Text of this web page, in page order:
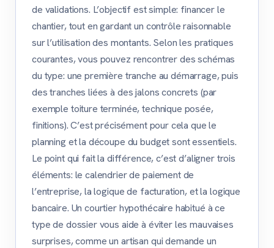
de validations. L’objectif est simple: financer le
chantier, tout en gardant un contrôle raisonnable
sur l’utilisation des montants. Selon les pratiques
courantes, vous pouvez rencontrer des schémas
du type: une première tranche au démarrage, puis
des tranches liées à des jalons concrets (par
exemple toiture terminée, technique posée,
finitions). C’est précisément pour cela que le
planning et la découpe du budget sont essentiels.
Le point qui fait la différence, c’est d’aligner trois
éléments: le calendrier de paiement de
l’entreprise, la logique de facturation, et la logique
bancaire. Un courtier hypothécaire habitué à ce
type de dossier vous aide à éviter les mauvaises
surprises, comme un artisan qui demande un